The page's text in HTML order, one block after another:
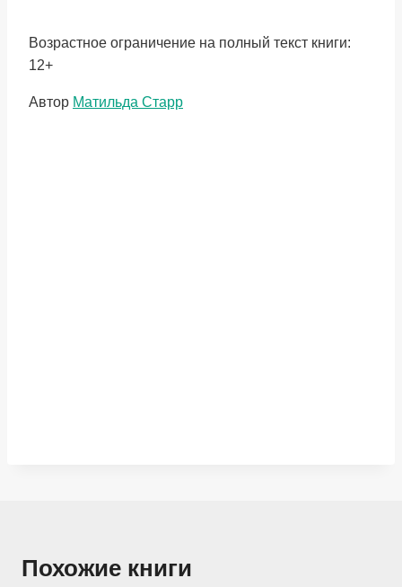
Возрастное ограничение на полный текст книги:
12+
Метки
Автор Матильда Старр
Похожие книги